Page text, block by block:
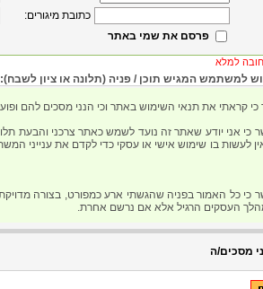
:כתובת מיגורים
פרסם את שמי באתר
למשתמש המגיש תוכן / פניה (תלונה או ציון לשבח):
מסכים/ה